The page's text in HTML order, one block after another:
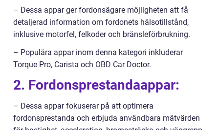
– Dessa appar ger fordonsägare möjligheten att få
detaljerad information om fordonets hälsotillstånd,
inklusive motorfel, felkoder och bränsleförbrukning.
– Populära appar inom denna kategori inkluderar
Torque Pro, Carista och OBD Car Doctor.
2. Fordonsprestandaappar:
– Dessa appar fokuserar på att optimera
fordonsprestanda och erbjuda användbara mätvärden